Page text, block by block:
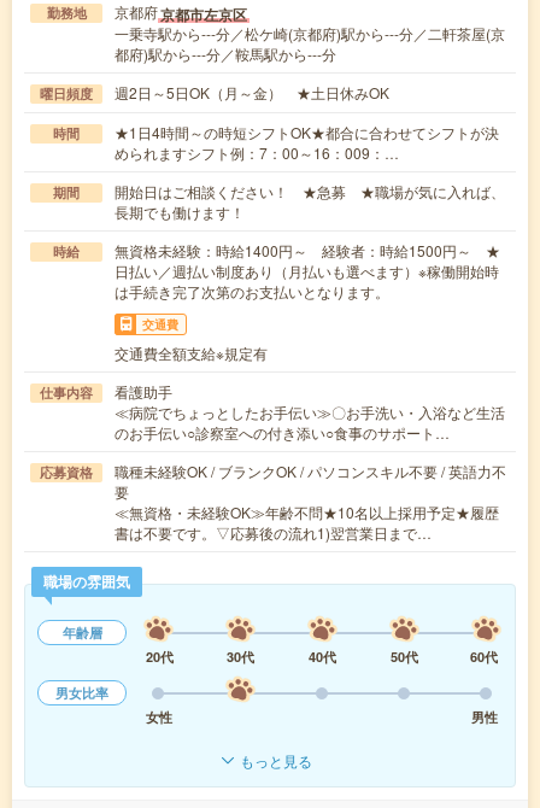
勤務地 京都府京都市左京区
一乗寺駅から---分／松ケ崎(京都府)駅から---分／二軒茶屋(京
都府)駅から---分／鞍馬駅から---分
曜日頻度 週2日～5日OK（月～金） ★土日休みOK
時間
★1日4時間～の時短シフトOK★都合に合わせてシフトが決
められますシフト例：7：00～16：009：…
期間
開始日はご相談ください！ ★急募 ★職場が気に入れば、
長期でも働けます！
時給
無資格未経験：時給1400円～ 経験者：時給1500円～ ★
日払い／週払い制度あり（月払いも選べます）※稼働開始時
は手続き完了次第のお支払いとなります。
交通費
交通費全額支給※規定有
仕事内容
看護助手
≪病院でちょっとしたお手伝い≫〇お手洗い・入浴など生活
のお手伝い○診察室への付き添い○食事のサポート…
応募資格
職種未経験OK / ブランクOK / パソコンスキル不要 / 英語力不
要
≪無資格・未経験OK≫年齢不問★10名以上採用予定★履歴
書は不要です。▽応募後の流れ1)翌営業日まで…
職場の雰囲気
年齢層
20代
30代 40代 50代
60代
男女比率
女性
男性
もっと見る